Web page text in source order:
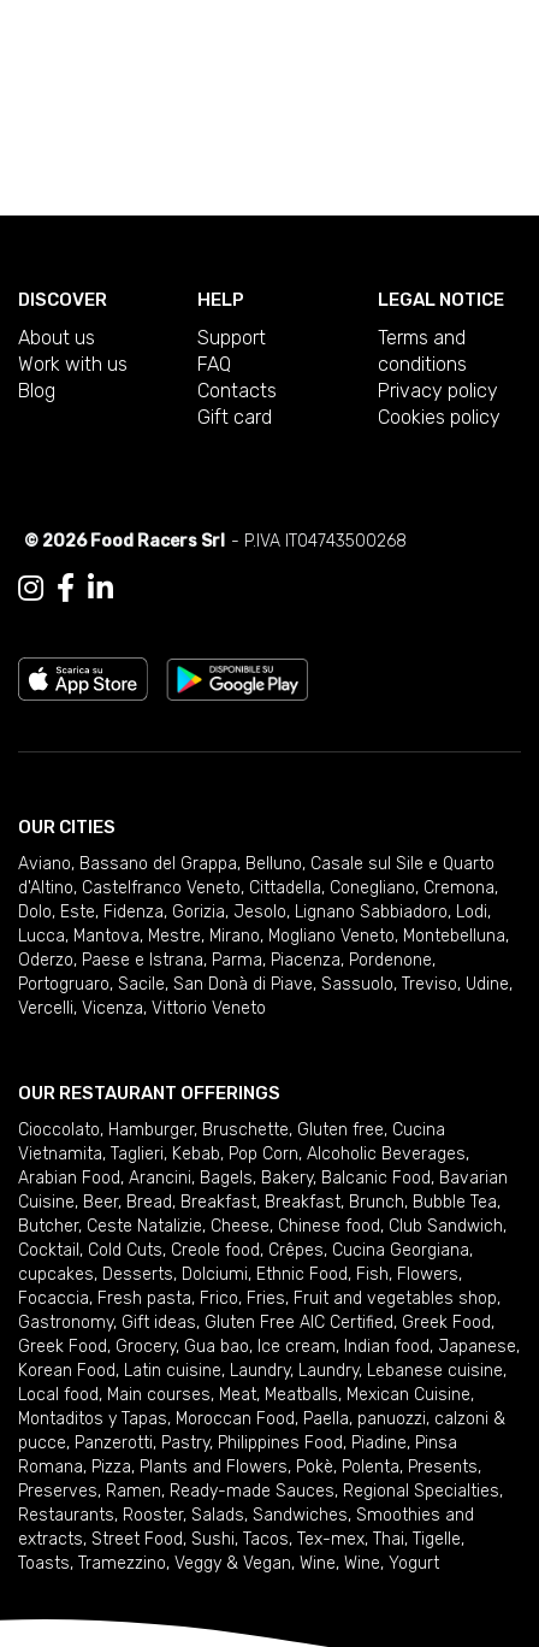
DISCOVER
About us
Work with us
Blog
HELP
Support
FAQ
Contacts
Gift card
LEGAL NOTICE
Terms and
conditions
Privacy policy
Cookies policy
© 2026 Food Racers Srl - P.IVA IT04743500268
OUR CITIES
Aviano, Bassano del Grappa, Belluno, Casale sul Sile e Quarto
d'Altino, Castelfranco Veneto, Cittadella, Conegliano, Cremona,
Dolo, Este, Fidenza, Gorizia, Jesolo, Lignano Sabbiadoro, Lodi,
Lucca, Mantova, Mestre, Mirano, Mogliano Veneto, Montebelluna,
Oderzo, Paese e Istrana, Parma, Piacenza, Pordenone,
Portogruaro, Sacile, San Donà di Piave, Sassuolo, Treviso, Udine,
Vercelli, Vicenza, Vittorio Veneto
OUR RESTAURANT OFFERINGS
Cioccolato, Hamburger, Bruschette, Gluten free, Cucina
Vietnamita, Taglieri, Kebab, Pop Corn, Alcoholic Beverages,
Arabian Food, Arancini, Bagels, Bakery, Balcanic Food, Bavarian
Cuisine, Beer, Bread, Breakfast, Breakfast, Brunch, Bubble Tea,
Butcher, Ceste Natalizie, Cheese, Chinese food, Club Sandwich,
Cocktail , Cold Cuts, Creole food, Crêpes, Cucina Georgiana,
cupcakes, Desserts, Dolciumi, Ethnic Food, Fish, Flowers,
Focaccia, Fresh pasta, Frico, Fries, Fruit and vegetables shop,
Gastronomy, Gift ideas, Gluten Free AIC Certified, Greek Food,
Greek Food, Grocery, Gua bao, Ice cream, Indian food, Japanese,
Korean Food, Latin cuisine, Laundry, Laundry, Lebanese cuisine,
Local food, Main courses, Meat, Meatballs, Mexican Cuisine,
Montaditos y Tapas, Moroccan Food, Paella, panuozzi, calzoni &
pucce, Panzerotti, Pastry, Philippines Food, Piadine, Pinsa
Romana, Pizza, Plants and Flowers, Pokè, Polenta, Presents,
Preserves, Ramen, Ready-made Sauces, Regional Specialties,
Restaurants, Rooster, Salads, Sandwiches, Smoothies and
extracts, Street Food, Sushi, Tacos, Tex-mex, Thai, Tigelle,
Toasts, Tramezzino, Veggy & Vegan, Wine, Wine, Yogurt